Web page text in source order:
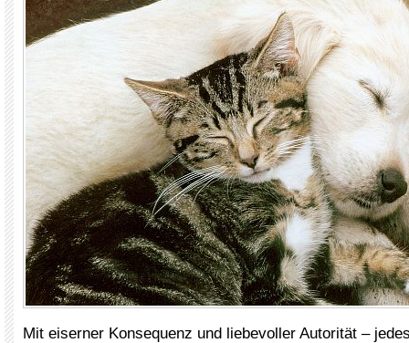
Mit eiserner Konsequenz und liebevoller Autorität –